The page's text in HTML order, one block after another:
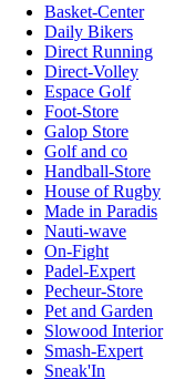
Basket-Center
Daily Bikers
Direct Running
Direct-Volley
Espace Golf
Foot-Store
Galop Store
Golf and co
Handball-Store
House of Rugby
Made in Paradis
Nauti-wave
On-Fight
Padel-Expert
Pecheur-Store
Pet and Garden
Slowood Interior
Smash-Expert
Sneak'In